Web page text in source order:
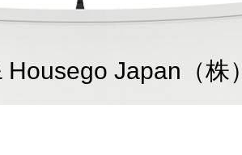
Japan（株）